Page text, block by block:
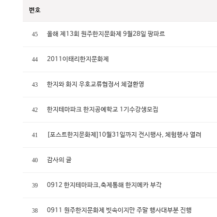
번호
45 올해 제13회 원주한지문화제 9월28일 팡파르
44 2011이태리한지문화제
43 한지와 화지 우호교류협정서 체결환영
42 한지테마파크 한지공예학교 1기수강생모집
41 [포스트한지문화제]10월31일까지 전시행사, 체험행사 열려
40 감사의 글
39 0912 한지테마파크,축제통해 한지메카 부각
38 0911 원주한지문화제 빗속이지만 주말 행사대부분 진행